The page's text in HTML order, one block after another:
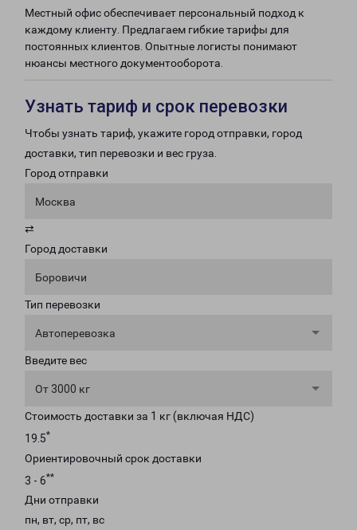
Местный офис обеспечивает персональный подход к
каждому клиенту. Предлагаем гибкие тарифы для
постоянных клиентов. Опытные логисты понимают
нюансы местного документооборота.
Узнать тариф и срок перевозки
Чтобы узнать тариф, укажите город отправки, город
доставки, тип перевозки и вес груза.
Город отправки
Москва
⇄
Город доставки
Боровичи
Тип перевозки
Автоперевозка
Введите вес
От 3000 кг
Стоимость доставки за 1 кг (включая НДС)
19.5*
Ориентировочный срок доставки
3 - 6**
Дни отправки
пн, вт, ср, пт, вс